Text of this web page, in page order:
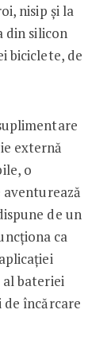
nisip și la
din silicon
biciclete, de
externă
o
de un
ca
bateriei
încărcare